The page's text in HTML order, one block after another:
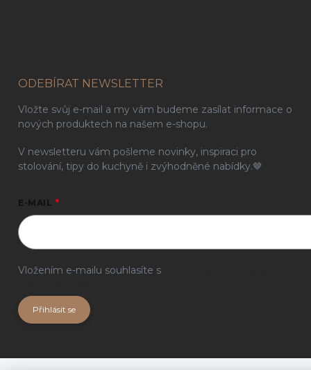
ODEBÍRAT NEWSLETTER
Vložte svůj e-mail a my vám budeme zasílat informace o
nových produktech na našem e-shopu.
V newsletteru vám pošleme novinky, inspiraci pro
stolování, tipy do kuchyně i zvýhodněné nabídky.🤎
E-MAIL
Vložením e-mailu souhlasíte s
Přihlásit se